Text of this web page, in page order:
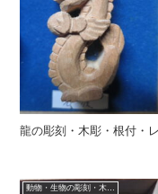
龍の彫刻・木彫・根付・
動物・生物の彫刻・木彫・レリーフ・根付・彫刻の彫り方